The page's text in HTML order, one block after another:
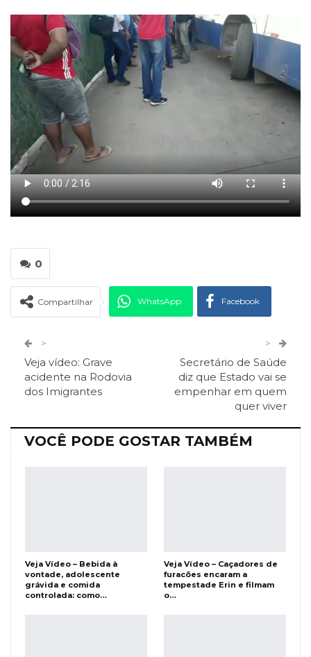
0
Compartilhar WhatsApp Facebook
ReddIt Pinterest Telegram
O email
>
Veja vídeo: Grave
acidente na Rodovia
dos Imigrantes
>
Secretário de Saúde
diz que Estado vai se
empenhar em quem
quer viver
VOCÊ PODE GOSTAR TAMBÉM
Veja Vídeo – Bebida à
vontade, adolescente
grávida e comida
controlada: como…
Veja Vídeo – Caçadores de
furacões encaram a
tempestade Erin e filmam
o…